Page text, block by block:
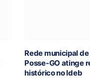
Rede municipal
Posse-GO atinge
histórico no Ideb